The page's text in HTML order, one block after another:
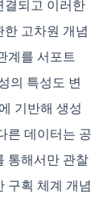
결되고 이러한
고차원 개념
계를 서포트
의 특성도 변
기반해 생성
른 데이터는 공
통해서만 관찰
구획 체계 개념